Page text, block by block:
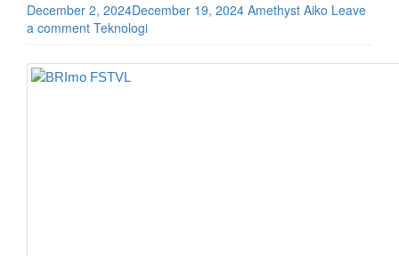
December 2, 2024December 19, 2024 Amethyst Aiko Leave
a comment Teknologi